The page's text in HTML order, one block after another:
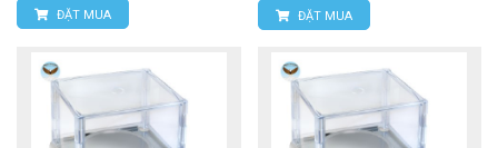
ĐẶT MUA ĐẶT MUA